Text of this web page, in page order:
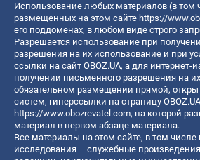
Использование любых материалов (в том
размещенных на этом сайте https://
его поддоменах, в любом виде строго
Разрешается использование при
разрешения на их использование и при
ссылки на сайт OBOZ.UA, а для интернет-
получении письменного разрешения на
обязательном размещении прямой,
систем, гиперссылки на страницу
https://www.obozrevatel.com, на которой
материал в первом абзаце материала.
Все материалы на этом сайте, в том числе
исследования – служебные